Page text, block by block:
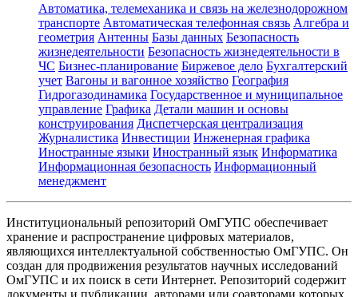
Автоматика, телемеханика и связь на железнодорожном
транспорте Автоматическая телефонная связь Алгебра и
геометрия Антенны Базы данных Безопасность
жизнедеятельности Безопасность жизнедеятельности в
ЧС Бизнес-планирование Биржевое дело Бухгалтерский
учет Вагоны и вагонное хозяйство География
Гидрогазодинамика Государственное и муниципальное
управление Графика Детали машин и основы
конструирования Диспетчерская централизация
Журналистика Инвестиции Инженерная графика
Иностранные языки Иностранный язык Информатика
Информационная безопасность Информационный
менеджмент
Институциональный репозиторий ОмГУПС обеспечивает
хранение и распространение цифровых материалов,
являющихся интеллектуальной собственностью ОмГУПС. Он
создан для продвижения результатов научных исследований
ОмГУПС и их поиск в сети Интернет. Репозиторий содержит
документы и публикации, авторами или соавторами которых